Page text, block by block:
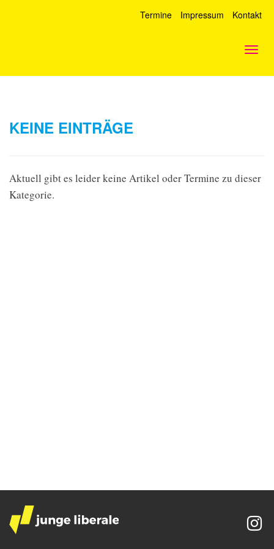
Termine Impressum Kontakt
KEINE EINTRÄGE
Aktuell gibt es leider keine Artikel oder Termine zu dieser
Kategorie.